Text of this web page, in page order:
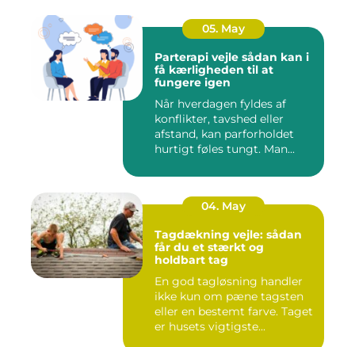
05. May
Parterapi vejle sådan kan i
få kærligheden til at
fungere igen
Når hverdagen fyldes af
konflikter, tavshed eller
afstand, kan parforholdet
hurtigt føles tungt. Man...
04. May
Tagdækning vejle: sådan
får du et stærkt og
holdbart tag
En god tagløsning handler
ikke kun om pæne tagsten
eller en bestemt farve. Taget
er husets vigtigste...